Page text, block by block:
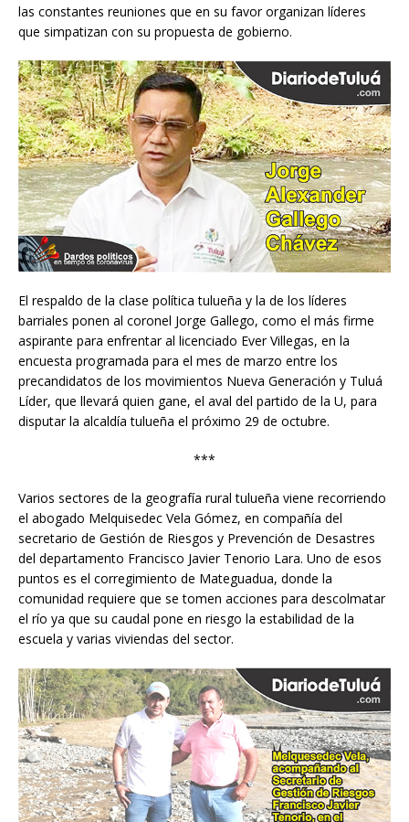
las constantes reuniones que en su favor organizan líderes
que simpatizan con su propuesta de gobierno.
El respaldo de la clase política tulueña y la de los líderes
barriales ponen al coronel Jorge Gallego, como el más firme
aspirante para enfrentar al licenciado Ever Villegas, en la
encuesta programada para el mes de marzo entre los
precandidatos de los movimientos Nueva Generación y Tuluá
Líder, que llevará quien gane, el aval del partido de la U, para
disputar la alcaldía tulueña el próximo 29 de octubre.
***
Varios sectores de la geografía rural tulueña viene recorriendo
el abogado Melquisedec Vela Gómez, en compañía del
secretario de Gestión de Riesgos y Prevención de Desastres
del departamento Francisco Javier Tenorio Lara. Uno de esos
puntos es el corregimiento de Mateguadua, donde la
comunidad requiere que se tomen acciones para descolmatar
el río ya que su caudal pone en riesgo la estabilidad de la
escuela y varias viviendas del sector.